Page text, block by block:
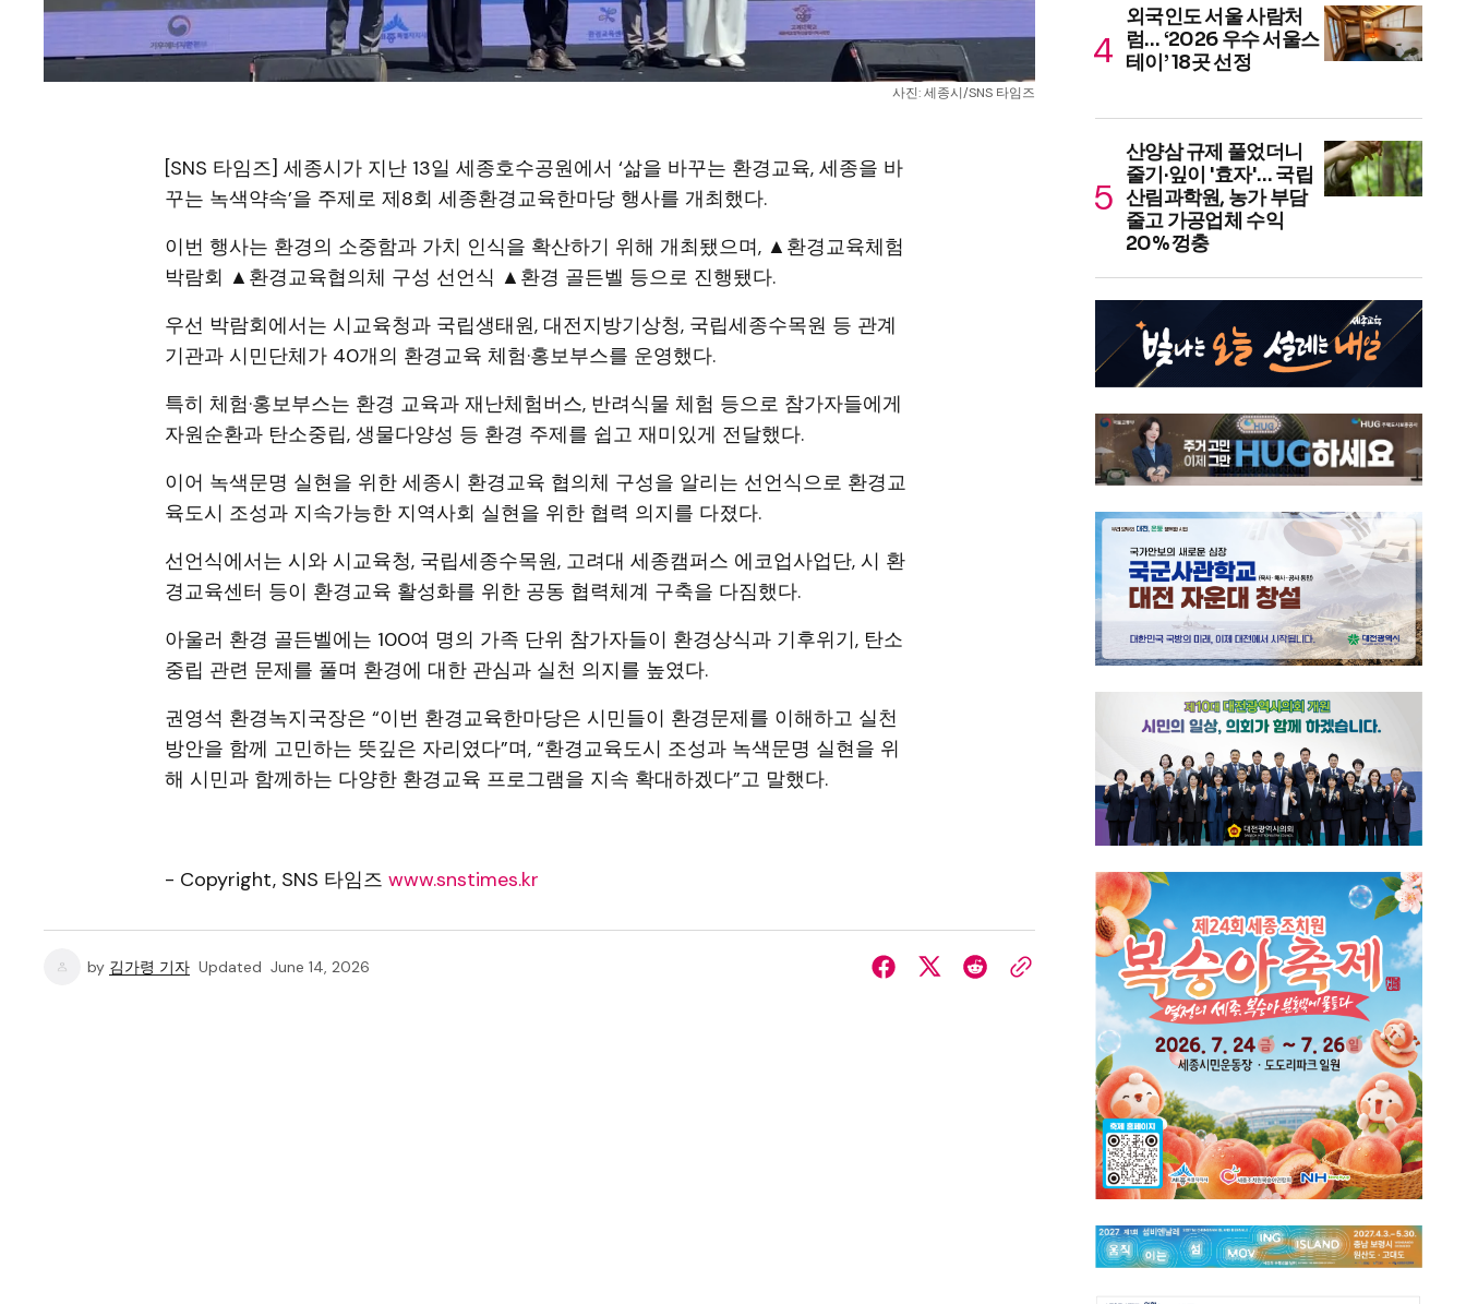
사진: 세종시/SNS 타임즈
[SNS 타임즈] 세종시가 지난 13일 세종호수공원에서 ‘삶을 바꾸는 환경교육, 세종을 바
꾸는 녹색약속’을 주제로 제8회 세종환경교육한마당 행사를 개최했다.
이번 행사는 환경의 소중함과 가치 인식을 확산하기 위해 개최됐으며, ▲환경교육체험
박람회 ▲환경교육협의체 구성 선언식 ▲환경 골든벨 등으로 진행됐다.
우선 박람회에서는 시교육청과 국립생태원, 대전지방기상청, 국립세종수목원 등 관계
기관과 시민단체가 40개의 환경교육 체험·홍보부스를 운영했다.
특히 체험·홍보부스는 환경 교육과 재난체험버스, 반려식물 체험 등으로 참가자들에게
자원순환과 탄소중립, 생물다양성 등 환경 주제를 쉽고 재미있게 전달했다.
이어 녹색문명 실현을 위한 세종시 환경교육 협의체 구성을 알리는 선언식으로 환경교
육도시 조성과 지속가능한 지역사회 실현을 위한 협력 의지를 다졌다.
선언식에서는 시와 시교육청, 국립세종수목원, 고려대 세종캠퍼스 에코업사업단, 시 환
경교육센터 등이 환경교육 활성화를 위한 공동 협력체계 구축을 다짐했다.
아울러 환경 골든벨에는 100여 명의 가족 단위 참가자들이 환경상식과 기후위기, 탄소
중립 관련 문제를 풀며 환경에 대한 관심과 실천 의지를 높였다.
권영석 환경녹지국장은 “이번 환경교육한마당은 시민들이 환경문제를 이해하고 실천
방안을 함께 고민하는 뜻깊은 자리였다”며, “환경교육도시 조성과 녹색문명 실현을 위
해 시민과 함께하는 다양한 환경교육 프로그램을 지속 확대하겠다”고 말했다.
- Copyright, SNS 타임즈 www.snstimes.kr
by 김가령 기자 Updated June 14, 2026
외국인도 서울 사람처
럼… ‘2026 우수 서울스
테이’ 18곳 선정
산양삼 규제 풀었더니
줄기·잎이 '효자'… 국립
산림과학원, 농가 부담
줄고 가공업체 수익
20% 껑충